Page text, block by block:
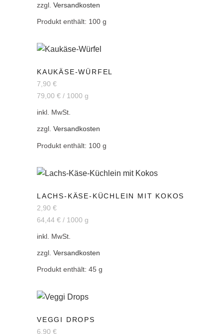
zzgl. Versandkosten
Produkt enthält: 100 g
KAUKÄSE-WÜRFEL
7,90 €
79,00 € / 1000 g
inkl. MwSt.
zzgl. Versandkosten
Produkt enthält: 100 g
LACHS-KÄSE-KÜCHLEIN MIT KOKOS
2,90 €
64,44 € / 1000 g
inkl. MwSt.
zzgl. Versandkosten
Produkt enthält: 45 g
VEGGI DROPS
6,90 €